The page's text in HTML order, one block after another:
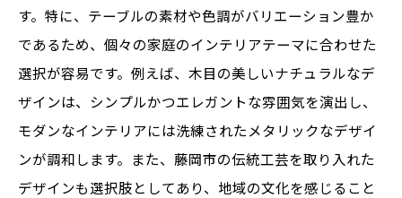
す。特に、テーブルの素材や色調がバリエーション豊か
であるため、個々の家庭のインテリアテーマに合わせた
選択が容易です。例えば、木目の美しいナチュラルなデ
ザインは、シンプルかつエレガントな雰囲気を演出し、
モダンなインテリアには洗練されたメタリックなデザイ
ンが調和します。また、藤岡市の伝統工芸を取り入れた
デザインも選択肢としてあり、地域の文化を感じること